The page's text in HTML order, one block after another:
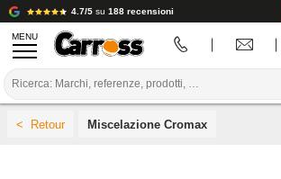
4.7/5 su 188 recensioni
MENU
Miscelazione Cromax